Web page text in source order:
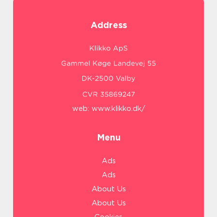
Address
web: www.klikko.dk/
Menu
Ads
Ads
About Us
About Us